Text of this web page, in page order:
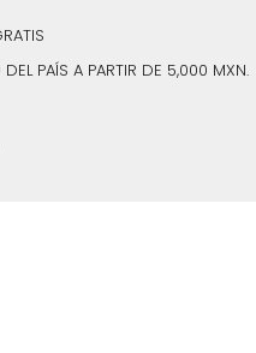
PAÍS A PARTIR DE 5,000 MXN.
artículo 1
artículo 2
artículo 3